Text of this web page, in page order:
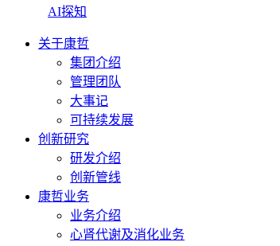
AI探知
关于康哲
集团介绍
管理团队
大事记
可持续发展
创新研究
研发介绍
创新管线
康哲业务
业务介绍
心肾代谢及消化业务